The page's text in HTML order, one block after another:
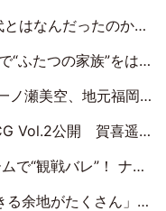
辞めるというのを信じてなくて。そう言われてはいたけど、嘘でしょって」
友香に見送られ、“父”松岡昌宏とはハシゴ酒
べい25周年トップサポーター』に就任
村真佑が『京まふ』ステージに登壇
るアイドル」は元VENUSスクール生で杉内コーチ推し⁉
高優「何度見ても飽きない公演に」